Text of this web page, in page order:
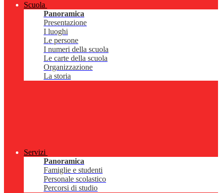
Scuola
Panoramica
Presentazione
I luoghi
Le persone
I numeri della scuola
Le carte della scuola
Organizzazione
La storia
Servizi
Panoramica
Famiglie e studenti
Personale scolastico
Percorsi di studio